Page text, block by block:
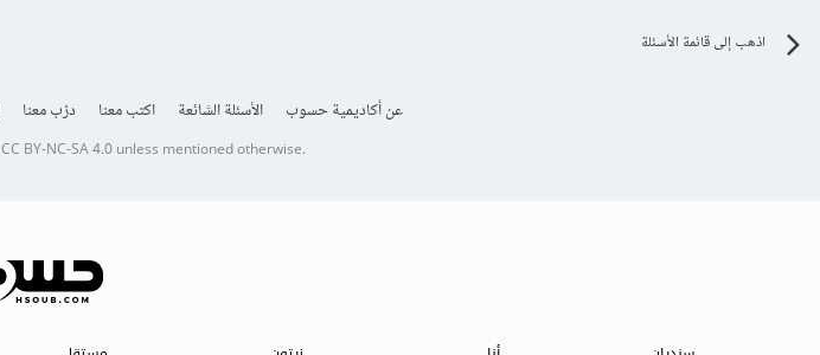
اذهب إلى قائمة الأسئلة
عن أكاديمية حسوب الأسئلة الشائعة اكتب معنا درّب معنا
CC BY-NC-SA 4.0unless mentioned otherwise.